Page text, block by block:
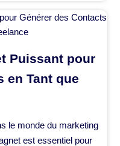
Puissant pour
en Tant que
le monde du marketing
est essentiel pour